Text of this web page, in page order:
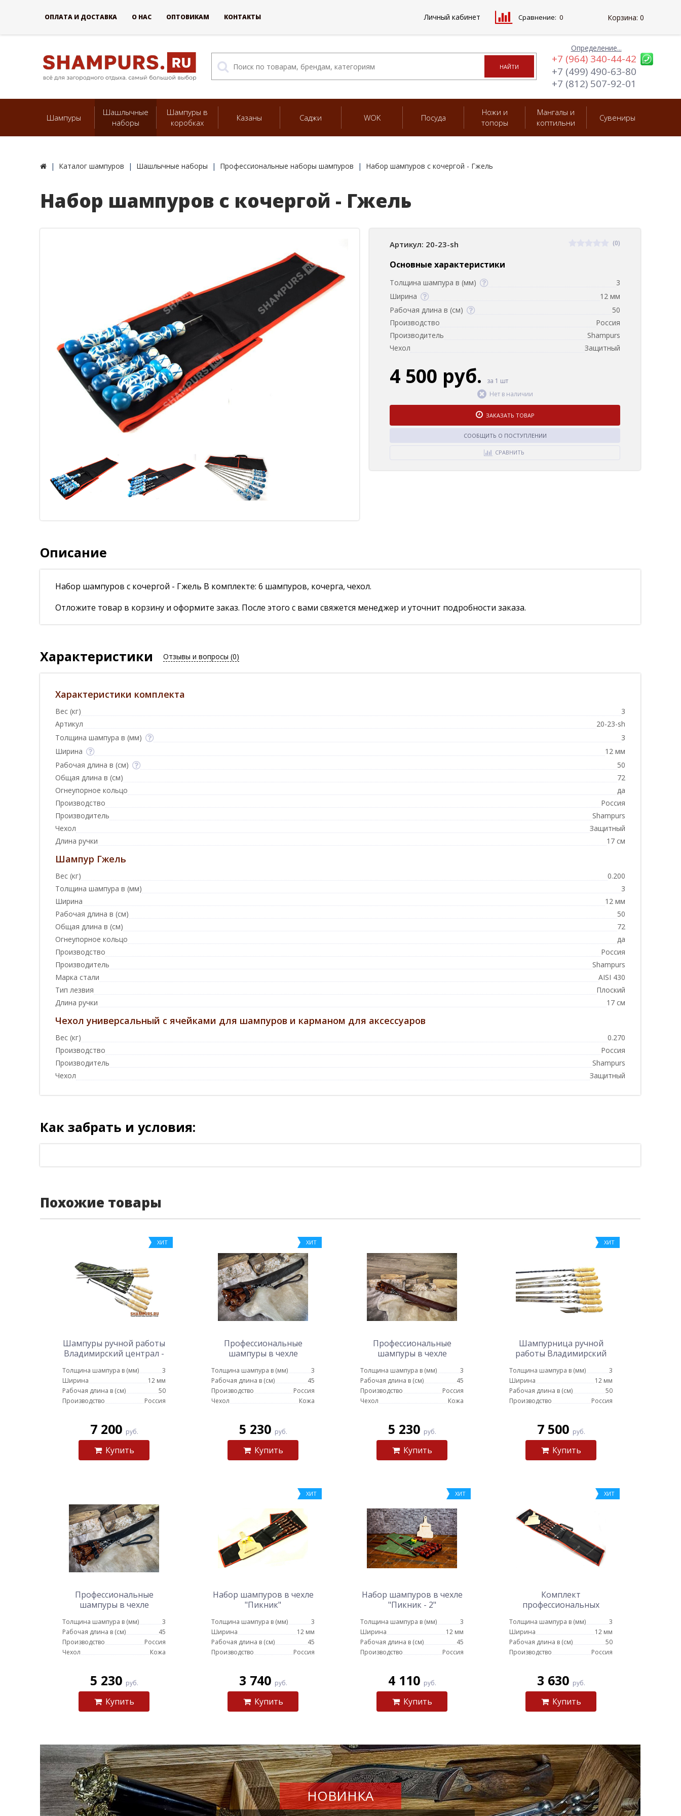
Определение...
+7 (964) 340-44-42
+7 (499) 490-63-80
+7 (812) 507-92-01
Шампуры
Шашлычные
наборы
Шампуры в
коробках
Казаны Саджи WOK Посуда
Ножи и
топоры
Мангалы и
коптильни
Сувениры
Каталог шампуров Шашлычные наборы Профессиональные наборы шампуров Набор шампуров с кочергой - Гжель
Набор шампуров с кочергой - Гжель
Артикул: 20-23-sh (0)
Основные характеристики
Толщина шампура в (мм)
3
Ширина
12 мм
Рабочая длина в (см)
50
Производство
Россия
Производитель
Shampurs
Чехол
Защитный
4 500 руб.
за 1 шт
Нет в наличии
ЗАКАЗАТЬ ТОВАР
СООБЩИТЬ О ПОСТУПЛЕНИИ
СРАВНИТЬ
Описание
Набор шампуров с кочергой - Гжель В комплекте: 6 шампуров, кочерга, чехол.
Отложите товар в корзину и оформите заказ. После этого с вами свяжется менеджер и уточнит подробности заказа.
Характеристики Отзывы и вопросы (0)
Характеристики комплекта
Вес (кг)
3
Артикул
20-23-sh
Толщина шампура в (мм)
3
Ширина
12 мм
Рабочая длина в (см)
50
Общая длина в (см)
72
Огнеупорное кольцо
да
Производство
Россия
Производитель
Shampurs
Чехол
Защитный
Длина ручки
17 см
Шампур Гжель
Вес (кг)
0.200
Толщина шампура в (мм)
3
Ширина
12 мм
Рабочая длина в (см)
50
Общая длина в (см)
72
Огнеупорное кольцо
да
Производство
Россия
Производитель
Shampurs
Марка стали
AISI 430
Тип лезвия
Плоский
Длина ручки
17 см
Чехол универсальный с ячейками для шампуров и карманом для аксессуаров
Вес (кг)
0.270
Производство
Россия
Производитель
Shampurs
Чехол
Защитный
Как забрать и условия:
Похожие товары
ХИТ
Шампуры ручной работы
Владимирский централ -
Толщина шампура в (мм)
3
Ширина
12 мм
Рабочая длина в (см)
50
Производство
Россия
7 200 руб.
Купить
ХИТ
Профессиональные
шампуры в чехле
Толщина шампура в (мм)
3
Рабочая длина в (см)
45
Производство
Россия
Чехол
Кожа
5 230 руб.
Купить
Профессиональные
шампуры в чехле
Толщина шампура в (мм)
3
Рабочая длина в (см)
45
Производство
Россия
Чехол
Кожа
5 230 руб.
Купить
ХИТ
Шампурница ручной
работы Владимирский
на лезвии
Толщина шампура в (мм)
3
Ширина
12 мм
Рабочая длина в (см)
50
Производство
Россия
7 500 руб.
Купить
Профессиональные
шампуры в чехле
Толщина шампура в (мм)
3
Рабочая длина в (см)
45
Производство
Россия
Чехол
Кожа
5 230 руб.
Купить
ХИТ
Набор шампуров в чехле
"Пикник"
Толщина шампура в (мм)
3
Ширина
12 мм
Рабочая длина в (см)
45
Производство
Россия
3 740 руб.
Купить
ХИТ
Набор шампуров в чехле
"Пикник - 2"
Толщина шампура в (мм)
3
Ширина
12 мм
Рабочая длина в (см)
45
Производство
Россия
4 110 руб.
Купить
ХИТ
Комплект
профессиональных
кочергой № 2
Толщина шампура в (мм)
3
Ширина
12 мм
Рабочая длина в (см)
50
Производство
Россия
3 630 руб.
Купить
НОВИНКА
ОПЛАТА И ДОСТАВКА О НАС ОПТОВИКАМ КОНТАКТЫ Личный кабинет Сравнение: 0 Корзина: 0